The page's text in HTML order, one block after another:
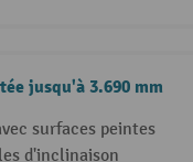
jusqu'à 3.690 mm
surfaces peintes
d'inclinaison